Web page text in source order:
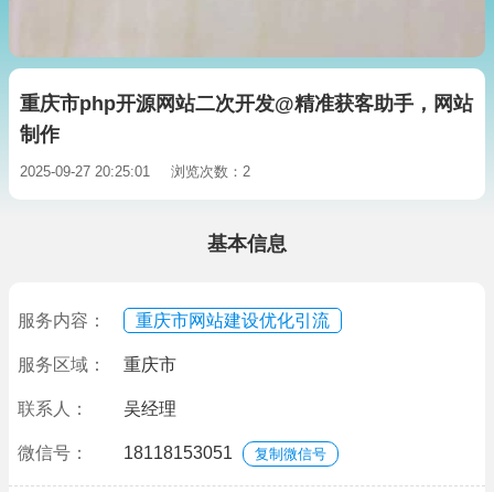
重庆市php开源网站二次开发@精准获客助手，网站
制作
2025-09-27 20:25:01 浏览次数：2
基本信息
服务内容： 重庆市网站建设优化引流
服务区域： 重庆市
联系人： 吴经理
微信号： 18118153051 复制微信号